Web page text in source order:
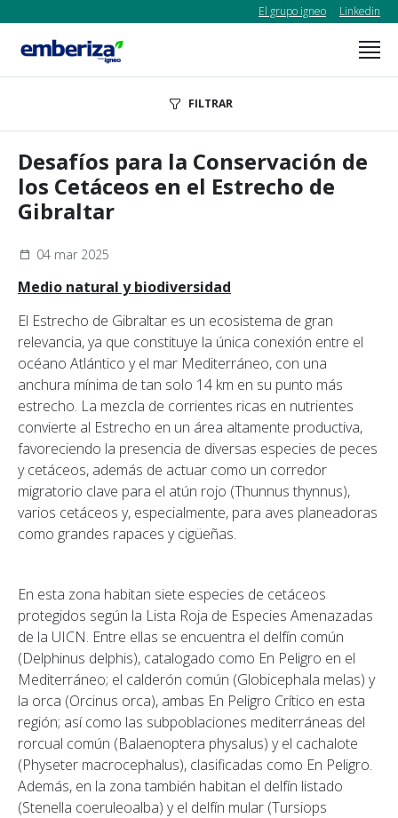
El grupo igneo Linkedin
FILTRAR
Desafíos para la Conservación de
los Cetáceos en el Estrecho de
Gibraltar
04 mar 2025
Medio natural y biodiversidad
El Estrecho de Gibraltar es un ecosistema de gran
relevancia, ya que constituye la única conexión entre el
océano Atlántico y el mar Mediterráneo, con una
anchura mínima de tan solo 14 km en su punto más
estrecho. La mezcla de corrientes ricas en nutrientes
convierte al Estrecho en un área altamente productiva,
favoreciendo la presencia de diversas especies de peces
y cetáceos, además de actuar como un corredor
migratorio clave para el atún rojo (Thunnus thynnus),
varios cetáceos y, especialmente, para aves planeadoras
como grandes rapaces y cigüeñas.
En esta zona habitan siete especies de cetáceos
protegidos según la Lista Roja de Especies Amenazadas
de la UICN. Entre ellas se encuentra el delfín común
(Delphinus delphis), catalogado como En Peligro en el
Mediterráneo; el calderón común (Globicephala melas) y
la orca (Orcinus orca), ambas En Peligro Crítico en esta
región; así como las subpoblaciones mediterráneas del
rorcual común (Balaenoptera physalus) y el cachalote
(Physeter macrocephalus), clasificadas como En Peligro.
Además, en la zona también habitan el delfín listado
(Stenella coeruleoalba) y el delfín mular (Tursiops